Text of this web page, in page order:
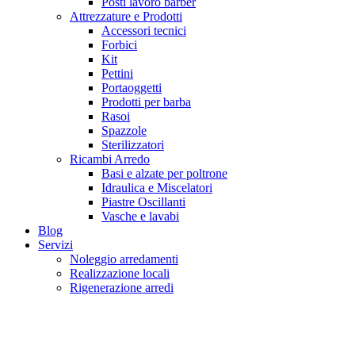
Attrezzature e Prodotti
Accessori tecnici
Forbici
Kit
Pettini
Portaoggetti
Prodotti per barba
Rasoi
Spazzole
Sterilizzatori
Ricambi Arredo
Basi e alzate per poltrone
Idraulica e Miscelatori
Piastre Oscillanti
Vasche e lavabi
Blog
Servizi
Noleggio arredamenti
Realizzazione locali
Rigenerazione arredi